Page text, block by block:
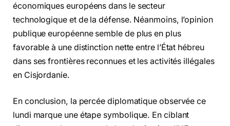
économiques européens dans le secteur
technologique et de la défense. Néanmoins, l’opinion
publique européenne semble de plus en plus
favorable à une distinction nette entre l’État hébreu
dans ses frontières reconnues et les activités illégales
en Cisjordanie.
En conclusion, la percée diplomatique observée ce
lundi marque une étape symbolique. En ciblant